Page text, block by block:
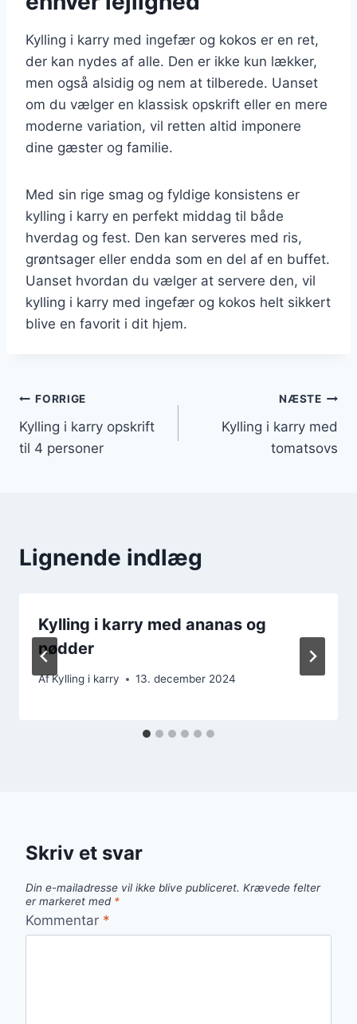
Kylling i karry med ingefær og kokos er en ret,
der kan nydes af alle. Den er ikke kun lækker,
men også alsidig og nem at tilberede. Uanset
om du vælger en klassisk opskrift eller en mere
moderne variation, vil retten altid imponere
dine gæster og familie.
Med sin rige smag og fyldige konsistens er
kylling i karry en perfekt middag til både
hverdag og fest. Den kan serveres med ris,
grøntsager eller endda som en del af en buffet.
Uanset hvordan du vælger at servere den, vil
kylling i karry med ingefær og kokos helt sikkert
blive en favorit i dit hjem.
Indlægsnavigation
FORRIGE
Kylling i karry opskrift
til 4 personer
NÆSTE
Kylling i karry med
tomatsovs
Lignende indlæg
Kylling i karry med ananas og
nødder
AfKylling i karry 13. december 2024
Skriv et svar
Din e-mailadresse vil ikke blive publiceret. Krævede felter
er markeret med *
Kommentar *